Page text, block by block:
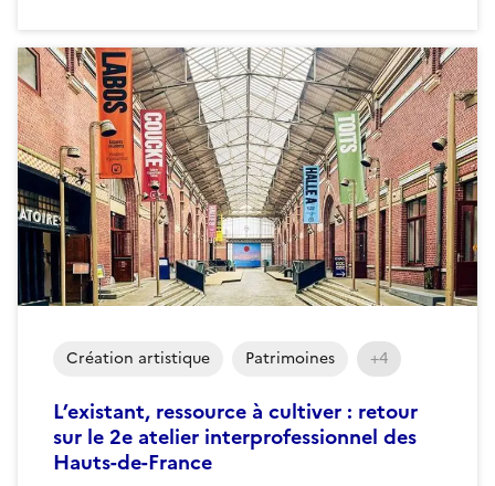
L’existant, ressource à cultiver : retour
sur le 2e atelier interprofessionnel des
Hauts-de-France
Création artistique Patrimoines +4